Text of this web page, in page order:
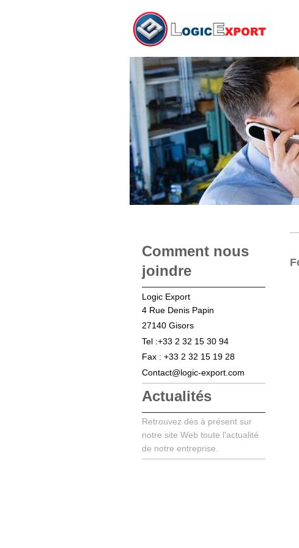
Comment nous
joindre
Logic Export
4 Rue Denis Papin
27140 Gisors
Tel :+33 2 32 15 30 94
Fax : +33 2 32 15 19 28
Contact@logic-export.com
Actualités
Retrouvez dès à présent sur
notre site Web toute l'actualité
de notre entreprise.